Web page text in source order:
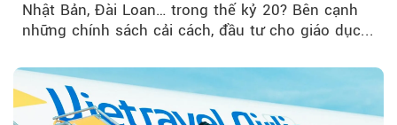
Nhật Bản, Đài Loan… trong thế kỷ 20? Bên cạnh
những chính sách cải cách, đầu tư cho giáo dục...